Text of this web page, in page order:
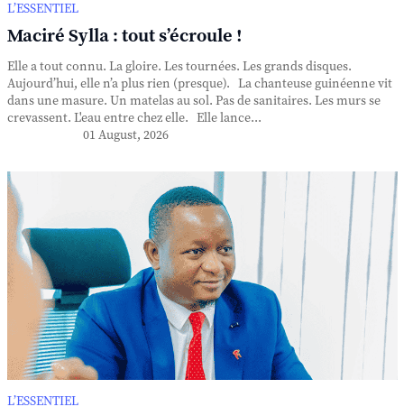
L’ESSENTIEL
Maciré Sylla : tout s’écroule !
Elle a tout connu. La gloire. Les tournées. Les grands disques.
Aujourd’hui, elle n’a plus rien (presque). La chanteuse guinéenne vit
dans une masure. Un matelas au sol. Pas de sanitaires. Les murs se
crevassent. L'eau entre chez elle. Elle lance...
01 August, 2026
L’ESSENTIEL